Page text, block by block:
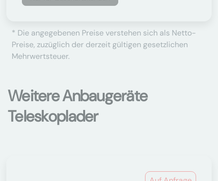
* Die angegebenen Preise verstehen sich als Netto-
Preise, zuzüglich der derzeit gültigen gesetzlichen
Mehrwertsteuer.
Weitere Anbaugeräte
Teleskoplader